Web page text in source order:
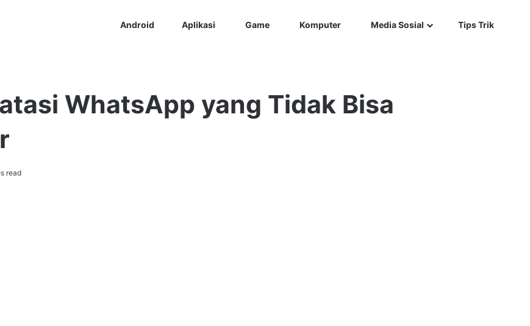
Android Aplikasi Game Komputer Media Sosial Tips Trik
WhatsApp yang Tidak Bisa
read